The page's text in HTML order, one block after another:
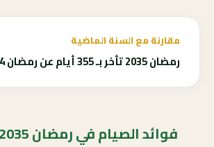
مقارنة مع السنة الماضية
رمضان 2035 تأخر بـ 355 أيام عن رمضان 2034
فوائد الصيام في رمضان 2035